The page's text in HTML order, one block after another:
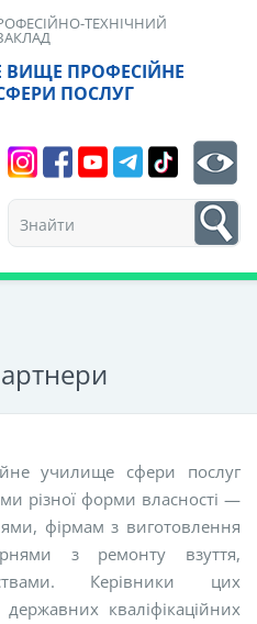
ВИЩЕ ПРОФЕСІЙНЕ
ПОСЛУГ
ТЕХНІЧНИЙ
1
училище сфери послуг
різної форми власності —
фірмам з виготовлення
з ремонту взуття,
Керівники цих
кваліфікаційних